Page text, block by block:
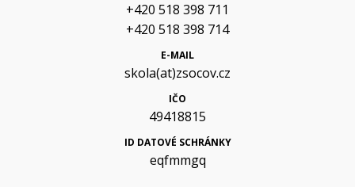
+420 518 398 711
+420 518 398 714
E-MAIL
skola(at)zsocov.cz
IČO
49418815
ID DATOVÉ SCHRÁNKY
eqfmmgq